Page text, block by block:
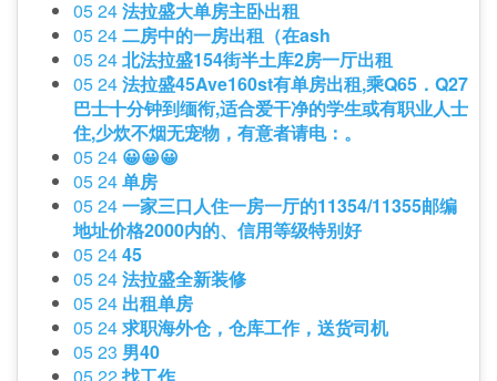
05 24法拉盛大单房主卧出租
05 24二房中的一房出租（在ash
05 24北法拉盛154街半土库2房一厅出租
05 24法拉盛45Ave160st有单房出租,乘Q65．Q27
巴士十分钟到缅衔,适合爱干净的学生或有职业人士
住,少炊不烟无宠物，有意者请电：。
05 24 😀😀😀
05 24单房
05 24一家三口人住一房一厅的11354/11355邮编
地址价格2000内的、信用等级特别好
05 2445
05 24法拉盛全新装修
05 24 出租单房
05 24求职海外仓，仓库工作，送货司机
05 23 男40